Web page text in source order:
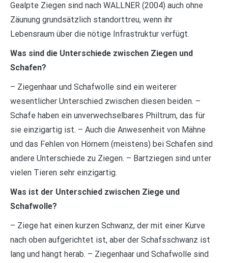
Gealpte Ziegen sind nach WALLNER (2004) auch ohne
Zäunung grundsätzlich standorttreu, wenn ihr
Lebensraum über die nötige Infrastruktur verfügt.
Was sind die Unterschiede zwischen Ziegen und
Schafen?
– Ziegenhaar und Schafwolle sind ein weiterer
wesentlicher Unterschied zwischen diesen beiden. –
Schafe haben ein unverwechselbares Philtrum, das für
sie einzigartig ist. – Auch die Anwesenheit von Mähne
und das Fehlen von Hörnern (meistens) bei Schafen sind
andere Unterschiede zu Ziegen. – Bartziegen sind unter
vielen Tieren sehr einzigartig.
Was ist der Unterschied zwischen Ziege und
Schafwolle?
– Ziege hat einen kurzen Schwanz, der mit einer Kurve
nach oben aufgerichtet ist, aber der Schafsschwanz ist
lang und hängt herab. – Ziegenhaar und Schafwolle sind